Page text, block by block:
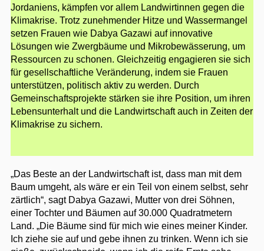
Jordaniens, kämpfen vor allem Landwirtinnen gegen die
Klimakrise. Trotz zunehmender Hitze und Wassermangel
setzen Frauen wie Dabya Gazawi auf innovative
Lösungen wie Zwergbäume und Mikrobewässerung, um
Ressourcen zu schonen. Gleichzeitig engagieren sie sich
für gesellschaftliche Veränderung, indem sie Frauen
unterstützen, politisch aktiv zu werden. Durch
Gemeinschaftsprojekte stärken sie ihre Position, um ihren
Lebensunterhalt und die Landwirtschaft auch in Zeiten der
Klimakrise zu sichern.
„Das Beste an der Landwirtschaft ist, dass man mit dem
Baum umgeht, als wäre er ein Teil von einem selbst, sehr
zärtlich“, sagt Dabya Gazawi, Mutter von drei Söhnen,
einer Tochter und Bäumen auf 30.000 Quadratmetern
Land. „Die Bäume sind für mich wie eines meiner Kinder.
Ich ziehe sie auf und gebe ihnen zu trinken. Wenn ich sie